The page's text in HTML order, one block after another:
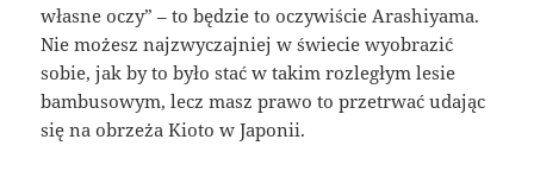
własne oczy” – to będzie to oczywiście Arashiyama.
Nie możesz najzwyczajniej w świecie wyobrazić
sobie, jak by to było stać w takim rozległym lesie
bambusowym, lecz masz prawo to przetrwać udając
się na obrzeża Kioto w Japonii.